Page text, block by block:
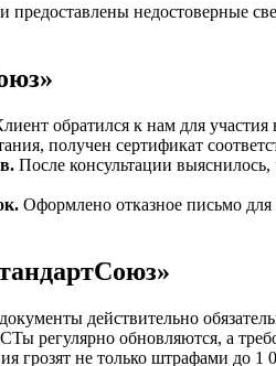
недостоверные
обратился к нам для
получен сертификат
После консультации
Оформлено отказное письмо
действительно
регулярно обновляются, а
не только штрафами до 1